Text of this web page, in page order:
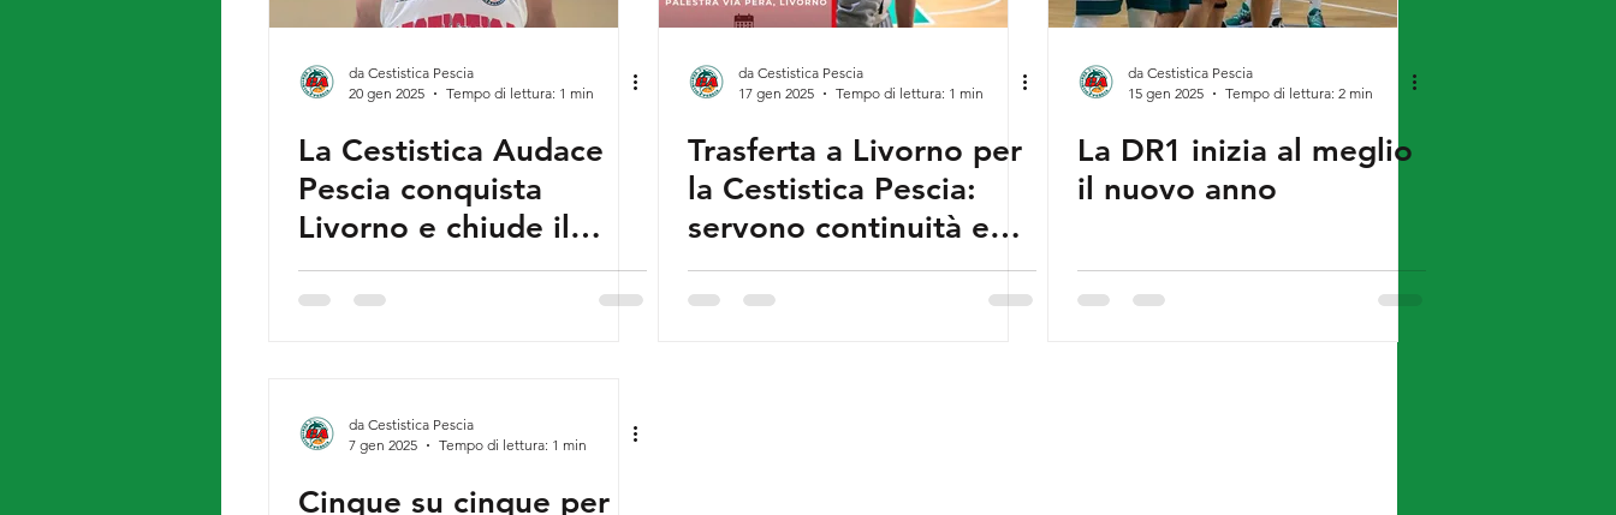
da Cestistica Pescia
20 gen 2025
Tempo di lettura: 1 min
La Cestistica Audace
Pescia conquista
Livorno e chiude il
girone d'andata con
una vittoria
da Cestistica Pescia
17 gen 2025
Tempo di lettura: 1 min
Trasferta a Livorno per
la Cestistica Pescia:
servono continuità e
concentrazione
da Cestistica Pescia
15 gen 2025
Tempo di lettura: 2 min
La DR1 inizia al meglio
il nuovo anno
da Cestistica Pescia
7 gen 2025
Tempo di lettura: 1 min
Cinque su cinque per